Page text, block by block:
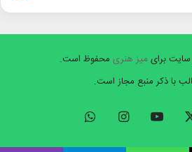
برای میز هنری محفوظ است.
با ذکر منبع مجاز است.
ایکس یوتیوب اینستاگرام